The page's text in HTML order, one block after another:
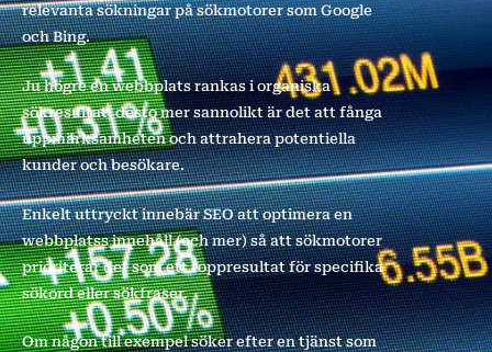
relevanta sökningar på sökmotorer som Google
och Bing.
Ju högre en webbplats rankas i organiska
sökresultat, desto mer sannolikt är det att fånga
uppmärksamheten och attrahera potentiella
kunder och besökare.
Enkelt uttryckt innebär SEO att optimera en
webbplatss innehåll (och mer) så att sökmotorer
prioriterar det som ett toppresultat för specifika
sökord eller sökfraser.
Om någon till exempel söker efter en tjänst som